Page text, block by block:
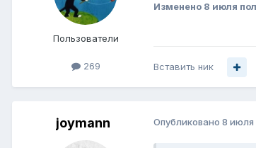
Пользователи
269
Изменено 8 июля
Вставить ник
joymann Опубликовано 8 июля